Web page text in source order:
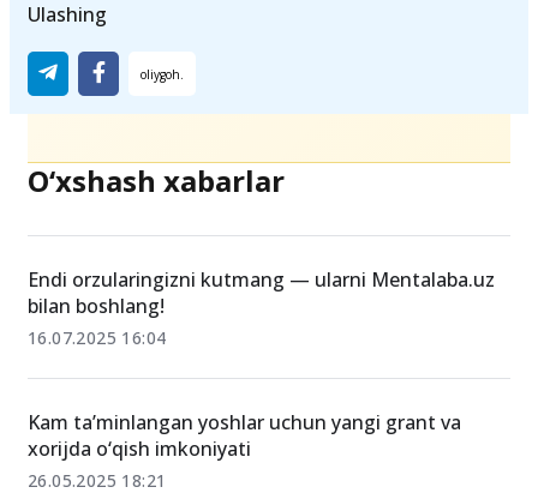
Ulashing
O‘xshash xabarlar
Endi orzularingizni kutmang — ularni Mentalaba.uz
bilan boshlang!
16.07.2025 16:04
Kam ta’minlangan yoshlar uchun yangi grant va
xorijda o‘qish imkoniyati
26.05.2025 18:21